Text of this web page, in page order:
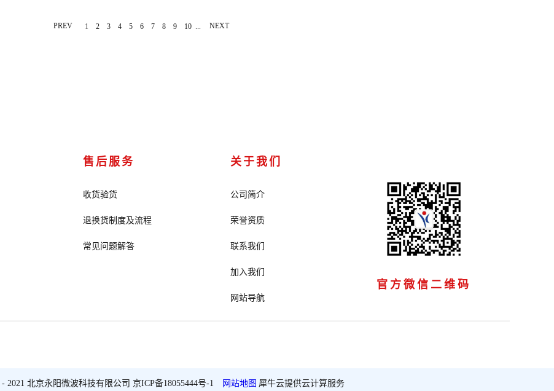
PREV 1 2 3 4 5 6 7 8 9 10 NEXT
售后服务
收货验货
退换货制度及流程
常见问题解答
关于我们
公司简介
荣誉资质
联系我们
加入我们
网站导航
官方微信二维码
2021 北京永阳微波科技有限公司 京ICP备18055444号-1 网站地图 犀牛云提供云计算服务